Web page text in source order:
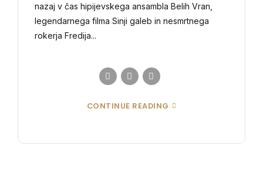
nazaj v čas hipijevskega ansambla Belih Vran,
legendarnega filma Sinji galeb in nesmrtnega
rokerja Fredija...
CONTINUE READING